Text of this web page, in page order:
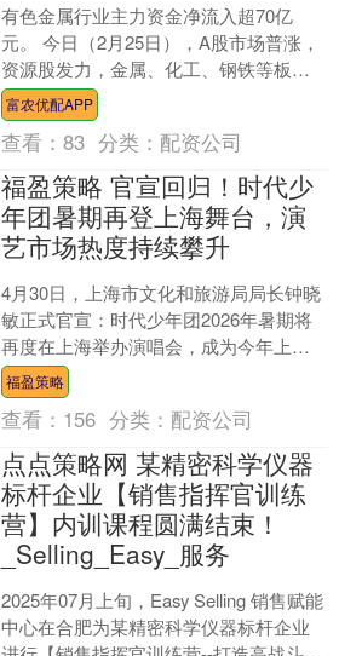
有色金属行业主力资金净流入超70亿
元。 今日（2月25日），A股市场普涨，
资源股发力，金属、化工、钢铁等板块
涨幅靠前。 据证券时报·数据宝统计，A
股市场全天主力....
富农优配APP
查看：83 分类： 配资公司
福盈策略 官宣回归！时代少
年团暑期再登上海舞台，演
艺市场热度持续攀升
4月30日，上海市文化和旅游局局长钟晓
敏正式官宣：时代少年团2026年暑期将
再度在上海举办演唱会，成为今年上海
演艺市场的一大亮点。与此同时，杨丞
琳、陈慧娴、林宥....
福盈策略
查看： 156 分类： 配资公司
点点策略网 某精密科学仪器
标杆企业【销售指挥官训练
营】内训课程圆满结束！
_Selling_Easy_服务
2025年07月上旬，Easy Selling 销售赋能
中心在合肥为某精密科学仪器标杆企业